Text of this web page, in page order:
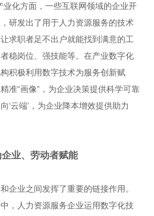
业化方面，一些互联网领域的企业开
研发出了用于人力资源服务的技术
求职者足不出户就能找到满意的工
稳岗位、强技能等。在产业数字化
积极利用数字技术为服务创新赋
准“画像”，为企业决策提供科学可靠
‘云端’，为企业降本增效提供助力
业、劳动者赋能
企业之间发挥了重要的链接作用。
，人力资源服务企业运用数字化技